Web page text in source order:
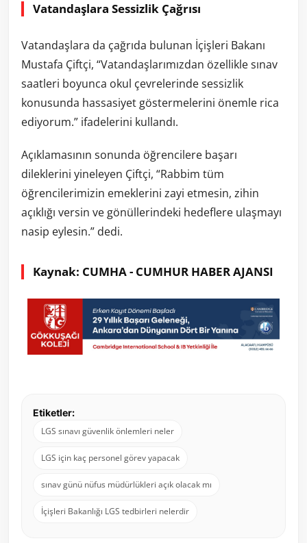
Vatandaşlara Sessizlik Çağrısı
Vatandaşlara da çağrıda bulunan İçişleri Bakanı
Mustafa Çiftçi, “Vatandaşlarımızdan özellikle sınav
saatleri boyunca okul çevrelerinde sessizlik
konusunda hassasiyet göstermelerini önemle rica
ediyorum.” ifadelerini kullandı.
Açıklamasının sonunda öğrencilere başarı
dileklerini yineleyen Çiftçi, “Rabbim tüm
öğrencilerimizin emeklerini zayi etmesin, zihin
açıklığı versin ve gönüllerindeki hedeflere ulaşmayı
nasip eylesin.” dedi.
Kaynak: CUMHA - CUMHUR HABER AJANSI
Etiketler:
LGS sınavı güvenlik önlemleri neler
LGS için kaç personel görev yapacak
sınav günü nüfus müdürlükleri açık olacak mı
İçişleri Bakanlığı LGS tedbirleri nelerdir